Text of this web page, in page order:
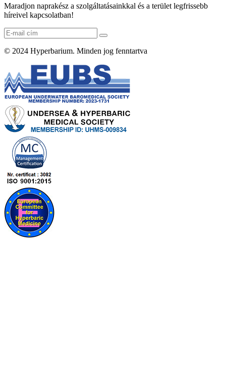
Maradjon naprakész a szolgáltatásainkkal és a terület legfrissebb
híreivel kapcsolatban!
© 2024 Hyperbarium. Minden jog fenntartva